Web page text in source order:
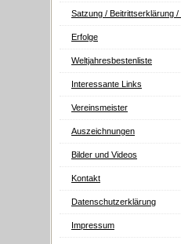
Satzung / Beitrittserklärung
Erfolge
Weltjahresbestenliste
Interessante Links
Vereinsmeister
Auszeichnungen
Bilder und Videos
Kontakt
Datenschutzerklärung
Impressum